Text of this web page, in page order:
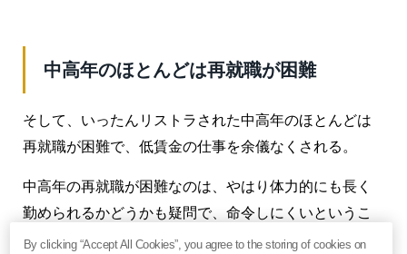
中高年のほとんどは再就職が困難
そして、いったんリストラされた中高年のほとんどは
再就職が困難で、低賃金の仕事を余儀なくされる。
中高年の再就職が困難なのは、やはり体力的にも長く
勤められるかどうかも疑問で、命令しにくいというこ
とがある。新しく何かに取り組むには柔軟性にも欠け
By clicking “Accept All Cookies”, you agree to the storing of cookies on